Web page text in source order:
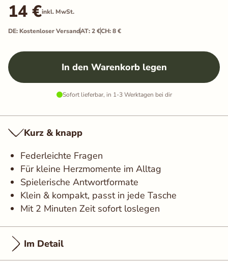
14 €inkl. MwSt.
DE: Kostenloser VersandAT: 2 €CH: 8 €
In den Warenkorb legen
Sofort lieferbar, in 1-3 Werktagen bei dir
Kurz & knapp
Federleichte Fragen
Für kleine Herzmomente im Alltag
Spielerische Antwortformate
Klein & kompakt, passt in jede Tasche
Mit 2 Minuten Zeit sofort loslegen
Im Detail